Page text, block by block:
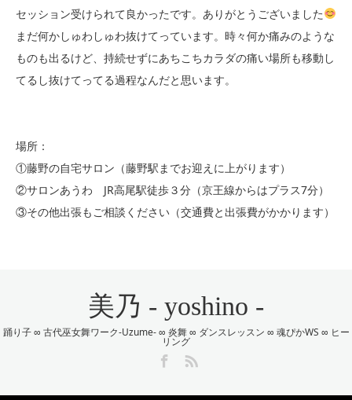
セッション受けられて良かったです。ありがとうございました
まだ何かしゅわしゅわ抜けてっています。時々何か痛みのような
ものも出るけど、持続せずにあちこちカラダの痛い場所も移動し
てるし抜けてってる過程なんだと思います。
場所：
①藤野の自宅サロン（藤野駅までお迎えに上がります）
②サロンあうわ JR高尾駅徒歩３分（京王線からはプラス7分）
③その他出張もご相談ください（交通費と出張費がかかります）
美乃 - yoshino -
踊り子 ∞ 古代巫女舞ワーク-Uzume- ∞ 炎舞 ∞ ダンスレッスン ∞ 魂ぴかWS ∞ ヒー
リング